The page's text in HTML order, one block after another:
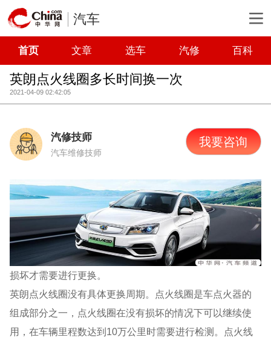
汽车
首页 文章 选车 汽修 百科
英朗点火线圈多长时间换一次
2021-04-09 02:42:05
汽修技师
汽车维修技师
我要咨询
损坏才需要进行更换。
英朗点火线圈没有具体更换周期。点火线圈是车点火器的
组成部分之一，点火线圈在没有损坏的情况下可以继续使
用，在车辆里程数达到10万公里时需要进行检测。点火线